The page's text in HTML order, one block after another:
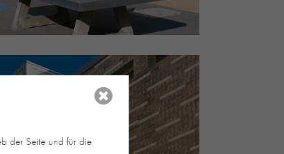
der Seite und für die